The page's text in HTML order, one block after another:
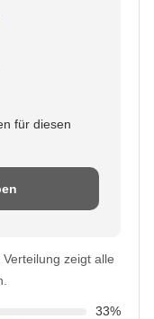
für diesen
zeigt alle
33%